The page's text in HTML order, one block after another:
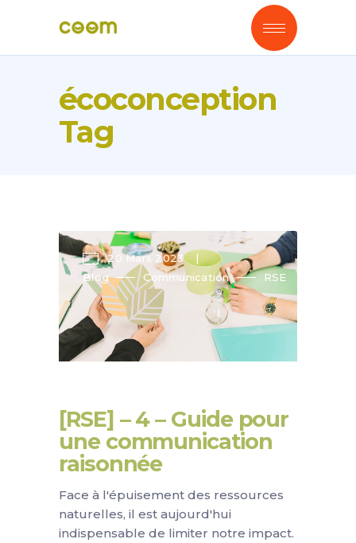
écoconception
Tag
20 Mars 2023
Blog
Communication RSE
[RSE] – 4 – Guide pour
une communication
raisonnée
Face à l'épuisement des ressources
naturelles, il est aujourd'hui
indispensable de limiter notre impact.